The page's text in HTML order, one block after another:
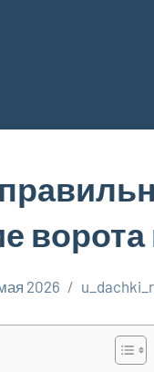
ворота
2026